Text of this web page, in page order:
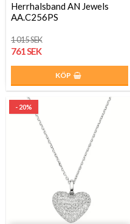
Herrhalsband AN Jewels
AA.C256PS
1 015 SEK
761 SEK
KÖP
- 20%